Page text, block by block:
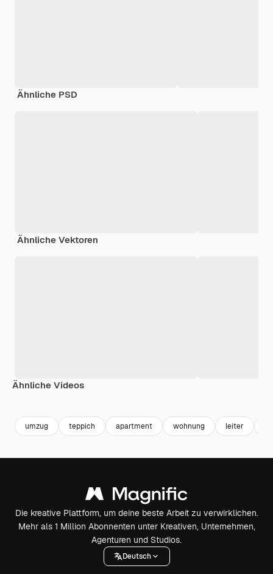
Ähnliche PSD
Ähnliche Vektoren
Ähnliche Videos
umzug teppich apartment wohnung leiter
Die kreative Plattform, um deine beste Arbeit zu verwirklichen.
Mehr als 1 Million Abonnenten unter Kreativen, Unternehmen,
Agenturen und Studios.
Deutsch